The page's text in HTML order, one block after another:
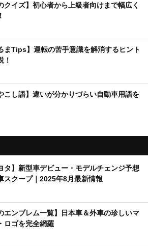
クイズ】初心者から上級者向けまで幅広く
まTips】運転の苦手意識を解消するヒント
！
こし語】違いが分かりづらい自動車用語を
タ】新型車デビュー・モデルチェンジ予想
スクープ｜2025年8月最新情報
エンブレム一覧】日本車＆外車の珍しいマ
ロゴを完全網羅